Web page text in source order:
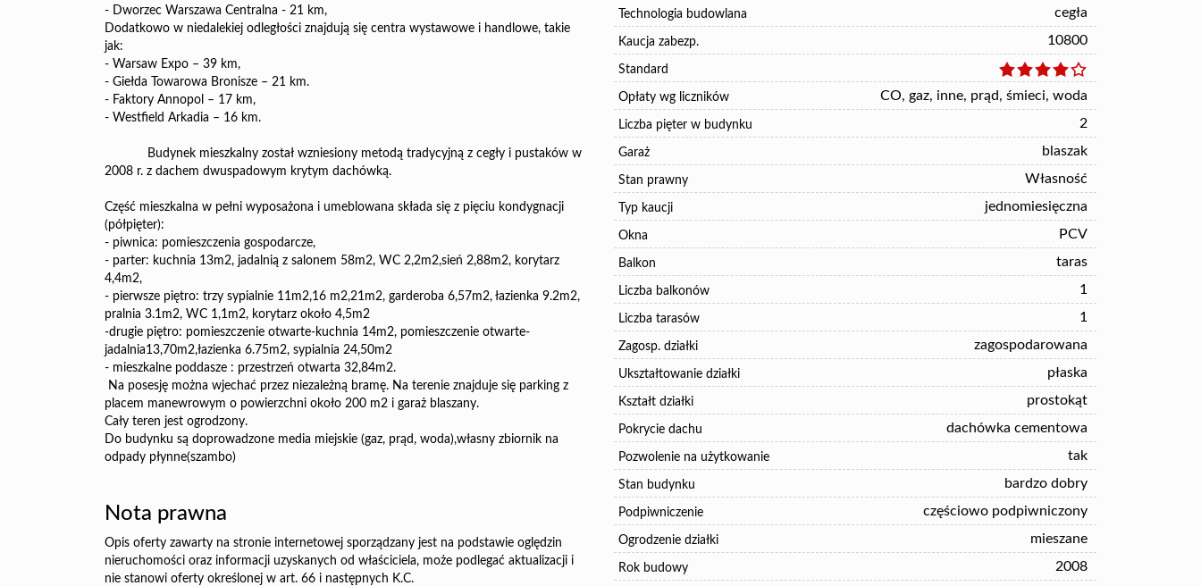
- Dworzec Warszawa Centralna - 21 km,
Dodatkowo w niedalekiej odległości znajdują się centra wystawowe i handlowe, takie
jak:
- Warsaw Expo – 39 km,
- Giełda Towarowa Bronisze – 21 km.
- Faktory Annopol – 17 km,
- Westfield Arkadia – 16 km.
Budynek mieszkalny został wzniesiony metodą tradycyjną z cegły i pustaków w
2008 r. z dachem dwuspadowym krytym dachówką.
Część mieszkalna w pełni wyposażona i umeblowana składa się z pięciu kondygnacji
(półpięter):
- piwnica: pomieszczenia gospodarcze,
- parter: kuchnia 13m2, jadalnią z salonem 58m2, WC 2,2m2,sień 2,88m2, korytarz
4,4m2,
- pierwsze piętro: trzy sypialnie 11m2,16 m2,21m2, garderoba 6,57m2, łazienka 9.2m2,
pralnia 3.1m2, WC 1,1m2, korytarz około 4,5m2
-drugie piętro: pomieszczenie otwarte-kuchnia 14m2, pomieszczenie otwarte-
jadalnia13,70m2,łazienka 6.75m2, sypialnia 24,50m2
- mieszkalne poddasze : przestrzeń otwarta 32,84m2.
Na posesję można wjechać przez niezależną bramę. Na terenie znajduje się parking z
placem manewrowym o powierzchni około 200 m2 i garaż blaszany.
Cały teren jest ogrodzony.
Do budynku są doprowadzone media miejskie (gaz, prąd, woda),własny zbiornik na
odpady płynne(szambo)
Nota prawna
Opis oferty zawarty na stronie internetowej sporządzany jest na podstawie oględzin
nieruchomości oraz informacji uzyskanych od właściciela, może podlegać aktualizacji i
nie stanowi oferty określonej w art. 66 i następnych K.C.
Technologia budowlana cegła
Kaucja zabezp. 10800
Standard
Opłaty wg liczników CO, gaz, inne, prąd, śmieci, woda
Liczba pięter w budynku 2
Garaż blaszak
Stan prawny Własność
Typ kaucji jednomiesięczna
Okna PCV
Balkon taras
Liczba balkonów 1
Liczba tarasów 1
Zagosp. działki zagospodarowana
Ukształtowanie działki płaska
Kształt działki prostokąt
Pokrycie dachu dachówka cementowa
Pozwolenie na użytkowanie tak
Stan budynku bardzo dobry
Podpiwniczenie częściowo podpiwniczony
Ogrodzenie działki mieszane
Rok budowy 2008